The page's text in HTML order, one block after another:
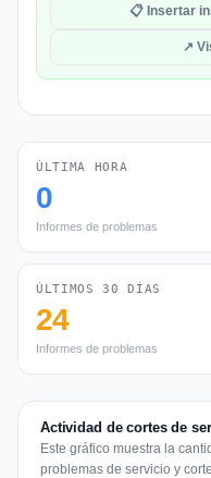
📋 Insertar
↗
ÚLTIMA HORA
0
Informes de problemas
ÚLTIMOS 30 DÍAS
24
Informes de problemas
Actividad de cortes de
Este gráfico muestra la
problemas de servicio y